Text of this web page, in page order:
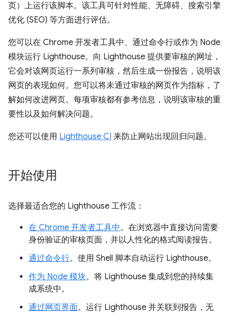
页）上运行该脚本。该工具可针对性能、无障碍、搜索引擎
优化 (SEO) 等方面进行评估。
您可以在 Chrome 开发者工具中、通过命令行或作为 Node
模块运行 Lighthouse。向 Lighthouse 提供要审核的网址，
它会对该网页运行一系列审核，然后生成一份报告，说明该
网页的表现如何。您可以将未通过审核的网页作为指标，了
解如何改进网页。每项审核都有参考信息，说明该审核的重
要性以及如何解决问题。
您还可以使用 Lighthouse CI 来防止网站出现回归问题。
开始使用
选择最适合您的 Lighthouse 工作流：
在 Chrome 开发者工具中。在浏览器中直接访问需要
身份验证的审核页面，并以人性化的格式阅读报告。
通过命令行。使用 Shell 脚本自动运行 Lighthouse。
作为 Node 模块。将 Lighthouse 集成到您的持续集
成系统中。
通过网页界面。运行 Lighthouse 并关联到报告，无